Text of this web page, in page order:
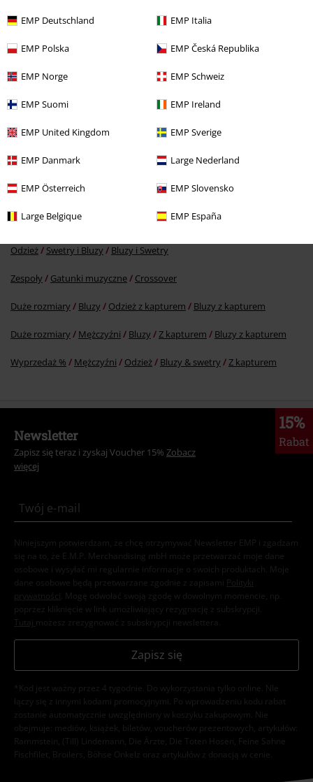
EMP Deutschland EMP Italia
EMP Polska EMP Česká Republika
EMP Norge EMP Schweiz
EMP Suomi EMP Ireland
EMP United Kingdom EMP Sverige
EMP Danmark Large Nederland
EMP Österreich EMP Slovensko
Large Belgique EMP España
Ostatnia wizyta
Odzież Swetry i Bluzy Bluzy i Swetry
Zespoły Gatunki muzyczne Crossover
Duże rozmiary Bluzy Odzież z kapturem Bluzy z kapturem
Duże rozmiary Mężczyźni Bluzy Z kapturem Bluzy z kapturem
Wyprzedaż % Mężczyźni Odzież Bluzy & swetry Z kapturem
15%
Rabat
Newsletter
Zapisz się teraz i zyskaj Voucher 15% Zobacz
więcej
Niniejszym potwierdzam, że chcę otrzymywać Newsletter EMP i zgadzam
się na to, że E.M.P. Merchandising mbH może przetwarzać moje dane
osobowe i wysyłać mi regularnie informacje o swoich produktach. Moje
dane osobowe będą przetwarzane zgodnie z zapisami
Polityki
prywatności . Mogę odwołać swoją zgodę w dowolnym momencie, np.
poprzez kliknięcie w link umożliwiający rezygnację z subskrypcji.
Tutaj możesz zrezygnować z subskrypcji newslettera.
Zapisz się
*Kod jest ważny przez 4 tygodnie. Do wykorzystania tylko online. NIe
łączy się z innymi kodami promocyjnymi. Po wprowadzeniu kodu rabat
zostanie automatycznie uwzględniony w koszyku zakupowym. Nie
obejmuje: mediów, książek, biletów, voucherów prezentowych, artykułów:
Rammstein, (Till) Lindemann, Die Ärzte, Die Toten Hosen, Feine Sahne
Fischfilet, Broilers, Böhse Onkelz oraz artykułów z donacją w cenie.